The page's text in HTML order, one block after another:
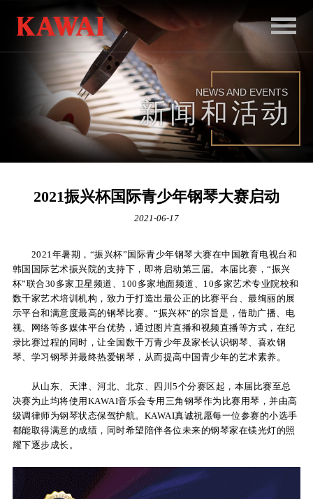
首
页
活
们
系
NEWS AND EVENTS
新闻和活动
2021振兴杯国际青少年钢琴大赛启动
2021-06-17
2021 年暑期 ，“振兴杯”国际青少年钢琴大赛在中国教育电视台和
韩国国际艺术振兴院的支持下， 即将启动第三届。本届比赛 ，“振兴
杯”联合30 多家卫星频道、 100 多家地面频道、 10多家艺术专业院校和
数千家艺术培训机构，致力于打造出最公正的比赛平台、最绚丽的展
示平台和满意度最高的钢琴比赛。“振兴杯”的宗旨是，借助广播、电
视、网络等多媒体平台优势，通过图片直播和视频直播等方式，在纪
录比赛过程的同时，让全国数千万青少年及家长认识钢琴、喜欢钢
琴、学习钢琴并最终热爱钢琴，从而提高中国青少年的艺术素养。
从山东、天津、河北、北京、四川5个分赛区起，本届比赛至总
决赛为止均将使用KAWAI音乐会专用三角钢琴作为比赛用琴，并由高
级调律师为钢琴状态保驾护航。 KAWAI真诚祝愿每一位参赛的小选手
都能取得满意的成绩，同时希望陪伴各位未来的钢琴家在镁光灯的照
耀下逐步成长。